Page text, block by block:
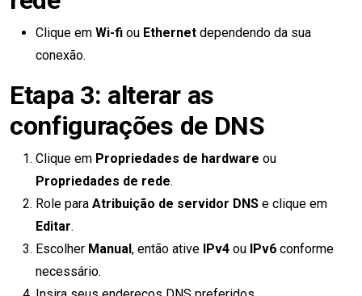
Clique em Wi-fi ou Ethernet dependendo da sua
conexão.
Etapa 3: alterar as
configurações de DNS
Clique em Propriedades de hardware ou
Propriedades de rede.
Role para Atribuição de servidor DNS e clique em
Editar.
Escolher Manual , então ative IPv4 ou IPv6 conforme
necessário.